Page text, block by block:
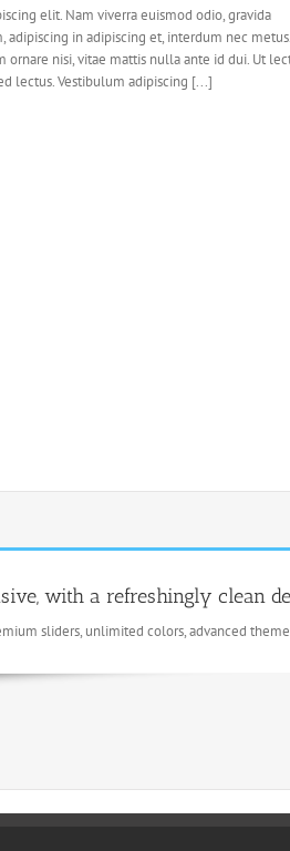
elit. Nam viverra euismod odio, gravida
in adipiscing et, interdum nec
nisi, vitae mattis nulla ante id dui. Ut
lectus. Vestibulum adipiscing [...]
with a refreshingly clean
sliders, unlimited colors, advanced